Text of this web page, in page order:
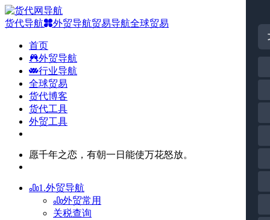
货代导航 外贸导航贸易导航全球贸易
首页
外贸导航
行业导航
全球贸易
货代博客
货代工具
外贸工具
愿千年之恋，有朝一日能使万花怒放。
1.外贸导航
外贸常用
关税查询